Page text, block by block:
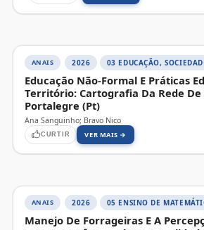
ANAIS 2026
Educação Não-Formal E Práticas
Território: Cartografia Da Rede
Portalegre (Pt)
Ana Sanguinho; Bravo Nico
CURTIR VER MAIS →
ANAIS 2026
Manejo De Forrageiras E A